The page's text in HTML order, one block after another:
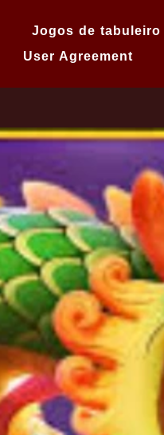
Jogos de tabuleiro
User Agreement